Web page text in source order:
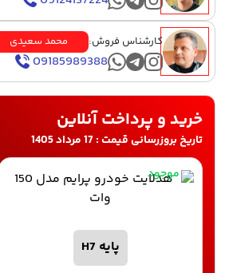
کارشناس فروش: محمد سعیدی
09185989388
خرید و پرداخت آنلاین
تاریخ بروزرسانی قیمت : 17 مرداد 1405
موجود
پایه H7